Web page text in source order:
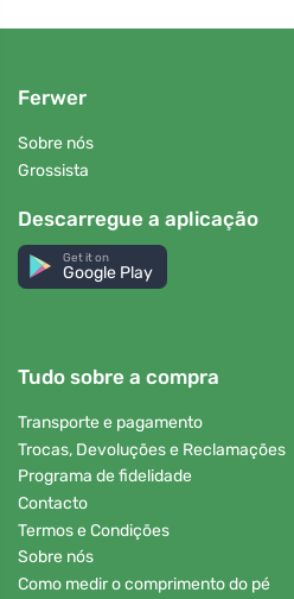
Ferwer
Sobre nós
Grossista
Descarregue a aplicação
Get it on
Google Play
Tudo sobre a compra
Transporte e pagamento
Trocas, Devoluções e Reclamações
Programa de fidelidade
Contacto
Termos e Condições
Sobre nós
Como medir o comprimento do pé